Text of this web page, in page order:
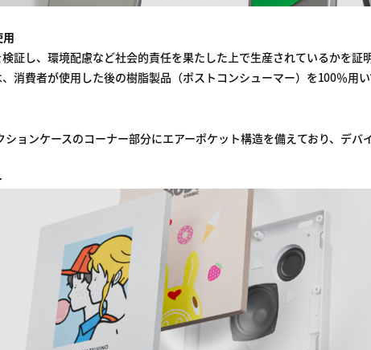
証し、環境配慮など社会的責任を果たした上で生産されているかを証
消費者が使用した後の樹脂製品（ポストコンシューマー）を100％用い
ョンケースのコーナー部分にエアーポケット構造を備えており、デバ